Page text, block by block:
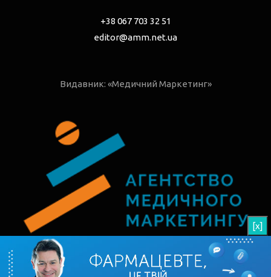
+38 067 703 32 51
editor@amm.net.ua
Видавник: «Медичний Маркетинг»
[x]